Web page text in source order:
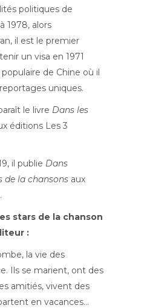
politiques de
1978, alors
il est le premier
un visa en 1971
de Chine où il
uniques.
le livre Dans les
éditions Les 3
il publie Dans
de la chansons aux
stars de la chanson
:
la vie des
Ils se marient, ont des
amitiés, vivent des
en vacances…